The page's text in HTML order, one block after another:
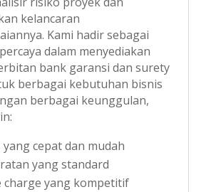
kelancaran
Kami hadir sebagai
dalam menyediakan
bank garansi dan surety
berbagai kebutuhan bisnis
berbagai keunggulan,
yang cepat dan mudah
yang standard
charge yang kompetitif